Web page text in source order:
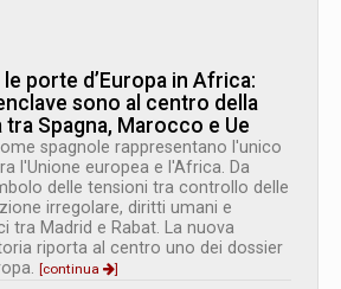
le porte d’Europa in Africa:
sono al centro della
Spagna, Marocco e Ue
spagnole rappresentano l'unico
l'Unione europea e l'Africa. Da
delle tensioni tra controllo delle
irregolare, diritti umani e
tra Madrid e Rabat. La nuova
riporta al centro uno dei dossier
[continua
]